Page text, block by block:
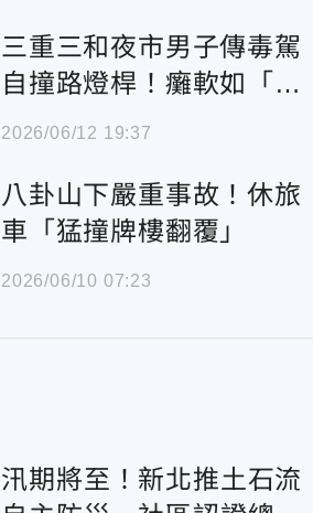
三重三和夜市男子傳毒駕
自撞路燈桿！癱軟如「喪
屍」倒地嚇壞民眾
2026/06/12 19:37
八卦山下嚴重事故！休旅
車「猛撞牌樓翻覆」
2026/06/10 07:23
汛期將至！新北推土石流